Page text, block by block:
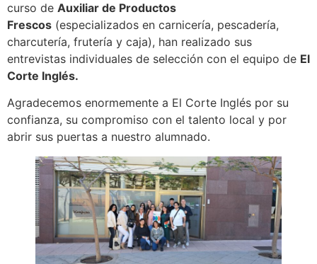
curso de Auxiliar de Productos
Frescos (especializados en carnicería, pescadería,
charcutería, frutería y caja), han realizado sus
entrevistas individuales de selección con el equipo de El
Corte Inglés.
Agradecemos enormemente a El Corte Inglés por su
confianza, su compromiso con el talento local y por
abrir sus puertas a nuestro alumnado.